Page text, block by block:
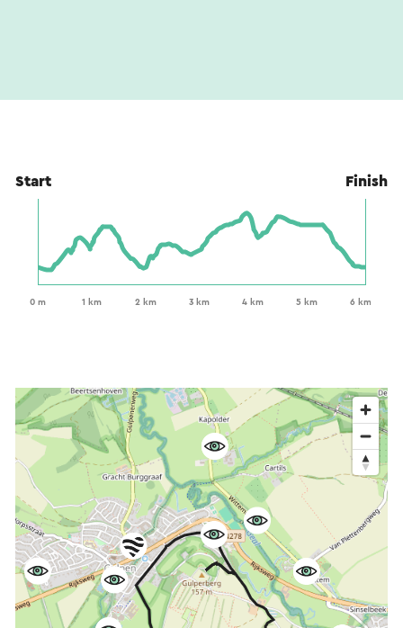
Start Finish